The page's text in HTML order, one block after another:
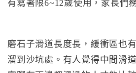
有寫著限6~12歲使用，家長們
磨石子滑道長度長，緩衝區也
溜到沙坑處。有人覺得中間滑